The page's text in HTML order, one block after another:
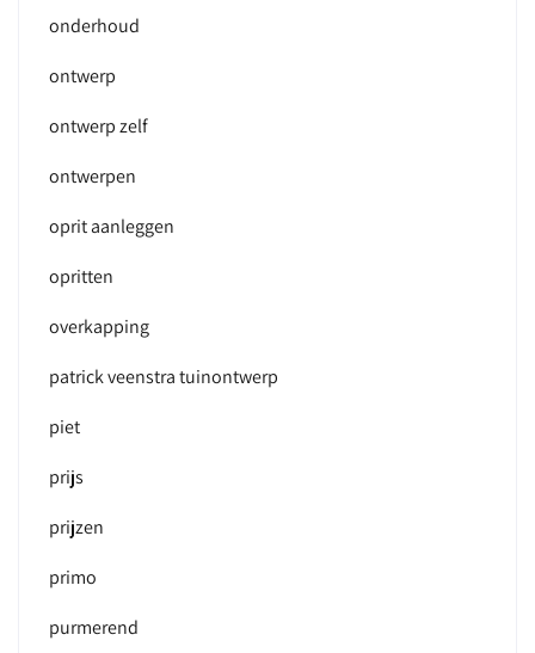
onderhoud
ontwerp
ontwerp zelf
ontwerpen
oprit aanleggen
opritten
overkapping
patrick veenstra tuinontwerp
piet
prijs
prijzen
primo
purmerend